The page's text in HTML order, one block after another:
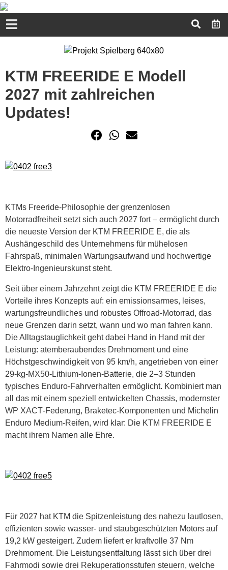
KTM FREERIDE E Modell
2027 mit zahlreichen
Updates!
KTMs Freeride-Philosophie der grenzenlosen
Motorradfreiheit setzt sich auch 2027 fort – ermöglicht durch
die neueste Version der KTM FREERIDE E, die als
Aushängeschild des Unternehmens für mühelosen
Fahrspaß, minimalen Wartungsaufwand und hochwertige
Elektro‑Ingenieurskunst steht.
Seit über einem Jahrzehnt zeigt die KTM FREERIDE E die
Vorteile ihres Konzepts auf: ein emissionsarmes, leises,
wartungsfreundliches und robustes Offroad‑Motorrad, das
neue Grenzen darin setzt, wann und wo man fahren kann.
Die Alltagstauglichkeit geht dabei Hand in Hand mit der
Leistung: atemberaubendes Drehmoment und eine
Höchstgeschwindigkeit von 95 km/h, angetrieben von einer
29‑kg‑MX50‑Lithium-Ionen‑Batterie, die 2–3 Stunden
typisches Enduro‑Fahrverhalten ermöglicht. Kombiniert man
all das mit einem speziell entwickelten Chassis, modernster
WP XACT‑Federung, Braketec‑Komponenten und Michelin
Enduro Medium‑Reifen, wird klar: Die KTM FREERIDE E
macht ihrem Namen alle Ehre.
Für 2027 hat KTM die Spitzenleistung des nahezu lautlosen,
effizienten sowie wasser- und staubgeschützten Motors auf
19,2 kW gesteigert. Zudem liefert er kraftvolle 37 Nm
Drehmoment. Die Leistungsentfaltung lässt sich über drei
Fahrmodi sowie drei Rekuperationsstufen steuern, welche